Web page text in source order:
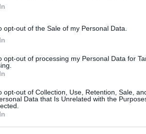
opt-out of the Sale of my Personal Data.
opt-out of processing my Personal Data for
opt-out of Collection, Use, Retention, Sale,
Data that Is Unrelated with the
Έγινε η πρώτη γυναίκα
ρεκόρ.
moment Yaroslava Mahuchikh 🇺🇦
Jump World Record (WR)
Paris Diamond League!
record by Stefka